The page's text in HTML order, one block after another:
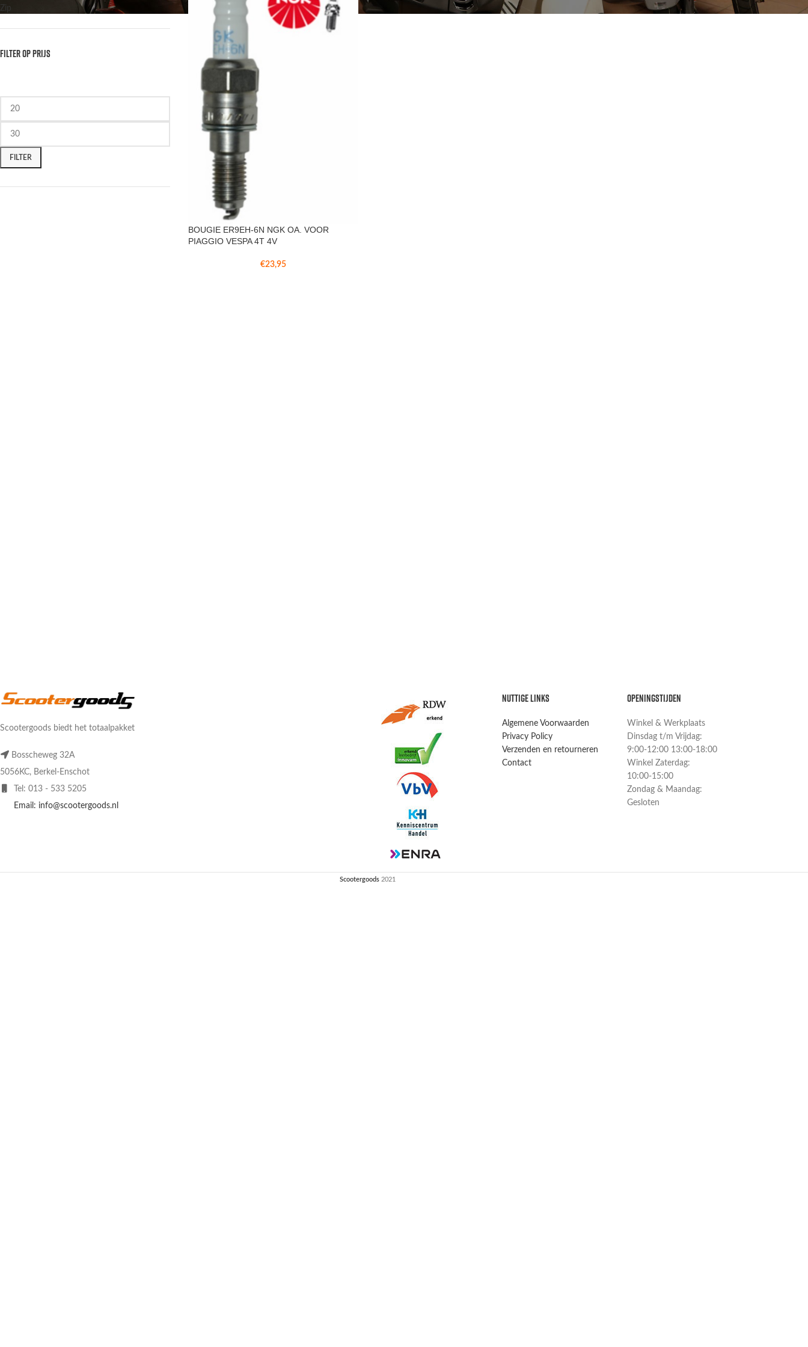
Zip
FILTER OP PRIJS
FILTER
BOUGIE ER9EH-6N NGK OA. VOOR
PIAGGIO VESPA 4T 4V
€23,95
Scootergoods biedt het totaalpakket
Bosscheweg 32A
5056KC, Berkel-Enschot
Tel: 013 - 533 5205
Email: info@scootergoods.nl
NUTTIGE LINKS
Algemene Voorwaarden
Privacy Policy
Verzenden en retourneren
Contact
OPENINGSTIJDEN
Winkel & Werkplaats
Dinsdag t/m Vrijdag:
9:00-12:00 13:00-18:00
Winkel Zaterdag:
10:00-15:00
Zondag & Maandag:
Gesloten
Scootergoods2021